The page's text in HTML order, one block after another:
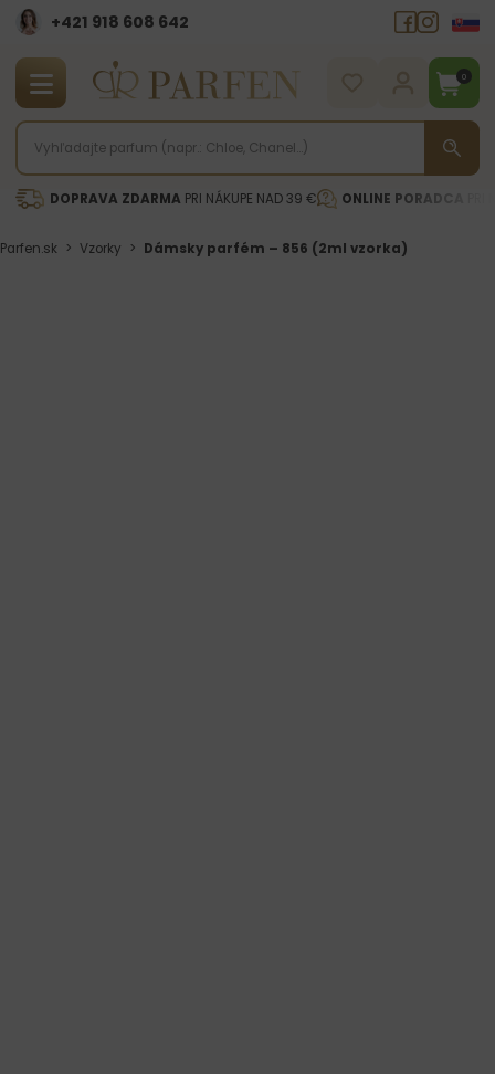
+421 918 608 642‬
0
DOPRAVA ZDARMA PRI NÁKUPE NAD 39 € ONLINE PORADCA
Parfen.sk > Vzorky > Dámsky parfém – 856 (2ml vzorka)